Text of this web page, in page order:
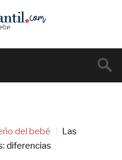
del bebé
Las
diferencias